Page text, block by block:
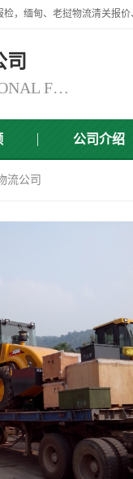
司
YUNNAN SINCERITY INTERNATIONAL FREIGHT FOR WARDING CO.,LTD
公司介绍
流公司